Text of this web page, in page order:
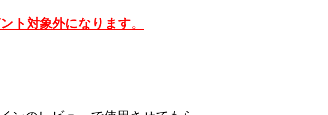
ト対象外になります。